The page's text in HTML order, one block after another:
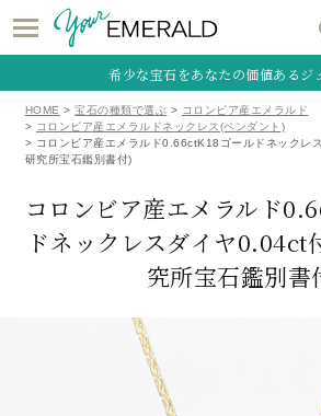
希少な宝石をあなたの価値あるジ
HOME 宝石の種類で選ぶ
コロンビア産エメラルド
コロンビア産エメラルドネックレス(ペンダント)
コロンビア産エメラルド0.66ctK18ゴールドネックレ
研究所宝石鑑別書付)
コロンビア産エメラルド
ドネックレスダイヤ0.04ct
究所宝石鑑別書